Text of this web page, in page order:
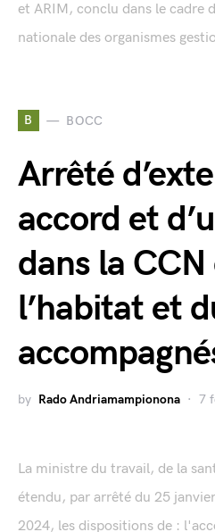
et ARIM, conclu dans le cadre
nationale des organismes
B BOCC
Arrêté
accord et
dans la CCN
l’habitat et
by Rado Andriamampionona 7
La ministre du travail, de la
étendu, par arrêté du 25
2024, les dispositions de :